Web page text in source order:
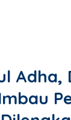
Adha,